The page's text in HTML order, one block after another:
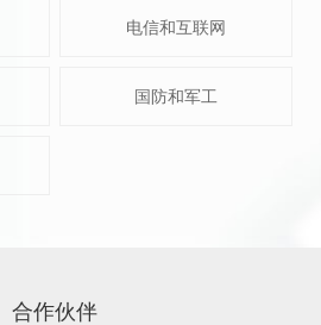
电信和互联网
国防和军工
合作伙伴